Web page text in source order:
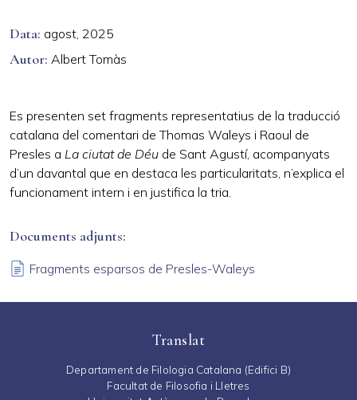
Data agost, 2025
Autor Albert Tomàs
Es presenten set fragments representatius de la traducció
catalana del comentari de Thomas Waleys i Raoul de
Presles a La ciutat de Déu de Sant Agustí, acompanyats
d’un davantal que en destaca les particularitats, n’explica el
funcionament intern i en justifica la tria.
Documents adjunts
Fragments esparsos de Presles-Waleys
Translat
Departament de Filologia Catalana (Edifici B)
Facultat de Filosofia i Lletres